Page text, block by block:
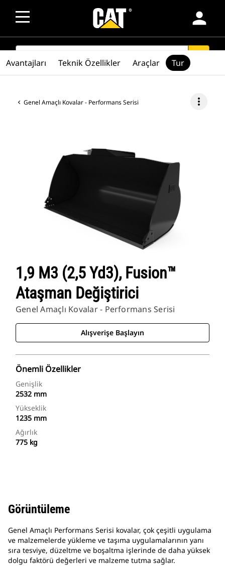
person
SEARCH
Genel Amaçlı Kovalar - Performans Serisi more_vert
1,9 M3 (2,5 Yd3), Fusion™
Ataşman Değiştirici
Genel Amaçlı Kovalar - Performans Serisi
Alışverişe Başlayın
Önemli Özellikler
Genişlik
2532 mm
Yükseklik
1235 mm
Ağırlık
775 kg
Avantajları Teknik Özellikler Araçlar Tur
Görüntüleme
Genel Amaçlı Performans Serisi kovalar, çok çeşitli uygulama
ve malzemelerde yükleme ve taşıma uygulamalarının yanı
sıra tesviye, düzeltme ve boşaltma işlerinde de daha yüksek
dolgu faktörü değerleri ve malzeme tutma sağlar.